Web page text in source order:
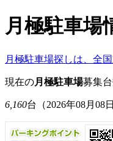
月極駐車場
月極駐車場探しは、全
現在の月極駐車場募集
6,160台 （2026年08月08